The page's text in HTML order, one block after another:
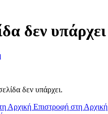
δεν υπάρχει
δεν υπάρχει.
Αρχική Επιστροφή στη Αρχική